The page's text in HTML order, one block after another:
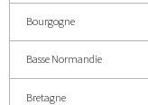
Bourgogne
Basse Normandie
Bretagne